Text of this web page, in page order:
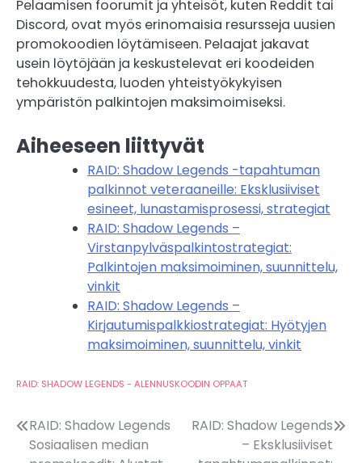
Pelaamisen foorumit ja yhteisöt, kuten Reddit tai
Discord, ovat myös erinomaisia resursseja uusien
promokoodien löytämiseen. Pelaajat jakavat
usein löytöjään ja keskustelevat eri koodeiden
tehokkuudesta, luoden yhteistyökykyisen
ympäristön palkintojen maksimoimiseksi.
Aiheeseen liittyvät
RAID: Shadow Legends -tapahtuman
palkinnot veteraaneille: Eksklusiiviset
esineet, lunastamisprosessi, strategiat
RAID: Shadow Legends –
Virstanpylväspalkintostrategiat:
Palkintojen maksimoiminen, suunnittelu,
vinkit
RAID: Shadow Legends –
Kirjautumispalkkiostrategiat: Hyötyjen
maksimoiminen, suunnittelu, vinkit
RAID: SHADOW LEGENDS - ALENNUSKOODIN OPPAAT
Post
RAID: Shadow Legends
Sosiaalisen median
RAID: Shadow Legends
– Eksklusiiviset